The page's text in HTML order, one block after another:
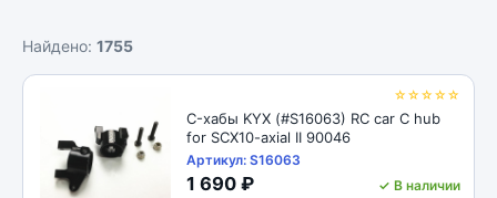
Найдено: 1755
☆☆☆☆☆
C-хабы KYX (#S16063) RC car C hub
for SCX10-axial II 90046
Артикул: S16063
1 690 ₽ ✓ В наличии